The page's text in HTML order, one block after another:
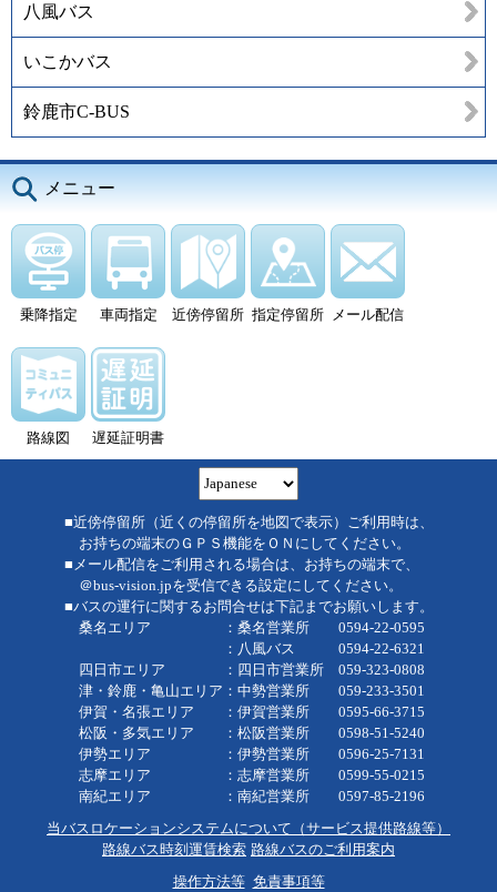
八風バス
いこかバス
鈴鹿市C-BUS
メニュー
乗降指定 車両指定 近傍停留所 指定停留所 メール配信
路線図 遅延証明書
■近傍停留所（近くの停留所を地図で表示）ご利用時は、
お持ちの端末のＧＰＳ機能をＯＮにしてください。
■メール配信をご利用される場合は、お持ちの端末で、
＠bus-vision.jpを受信できる設定にしてください。
■バスの運行に関するお問合せは下記までお願いします。
桑名エリア ：桑名営業所 0594-22-0595
：八風バス 0594-22-6321
四日市エリア ：四日市営業所 059-323-0808
津・鈴鹿・亀山エリア：中勢営業所 059-233-3501
伊賀・名張エリア ：伊賀営業所 0595-66-3715
松阪・多気エリア ：松阪営業所 0598-51-5240
伊勢エリア ：伊勢営業所 0596-25-7131
志摩エリア ：志摩営業所 0599-55-0215
南紀エリア ：南紀営業所 0597-85-2196
当バスロケーションシステムについて（サービス提供路線等）
路線バス時刻運賃検索 路線バスのご利用案内
操作方法等 免責事項等